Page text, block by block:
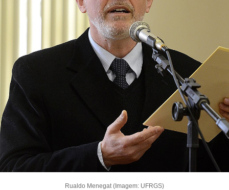
Rualdo Menegat (Imagem: UFRGS)